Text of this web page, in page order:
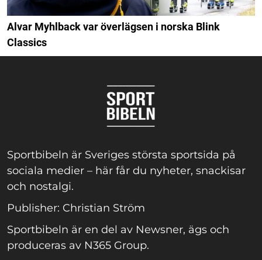
Alvar Myhlback var överlägsen i norska Blink
Classics
Sportbibeln är Sveriges största sportsida på
sociala medier – här får du nyheter, snackisar
och nostalgi.
Publisher: Christian Ström
Sportbibeln är en del av Newsner, ägs och
produceras av N365 Group.